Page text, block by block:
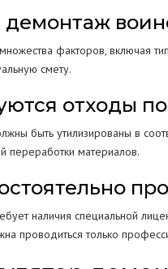
демонтаж
факторов, включая
смету.
отходы
быть утилизированы в
переработки материалов.
наличия специальной
проводиться только